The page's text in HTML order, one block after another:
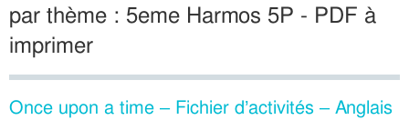
par thème : 5eme Harmos 5P - PDF à
imprimer
Once upon a time – Fichier d’activités – Anglais